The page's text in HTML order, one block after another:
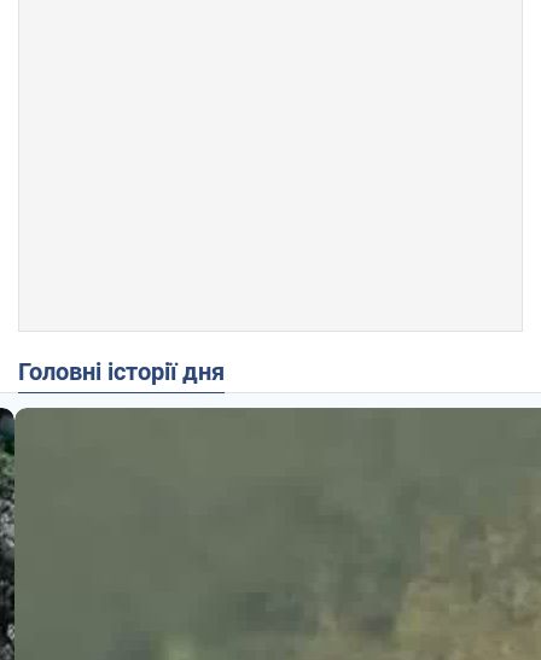
Головні історії дня